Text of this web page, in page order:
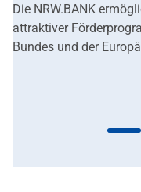
Die NRW.BANK
attraktiver
Bundes und der